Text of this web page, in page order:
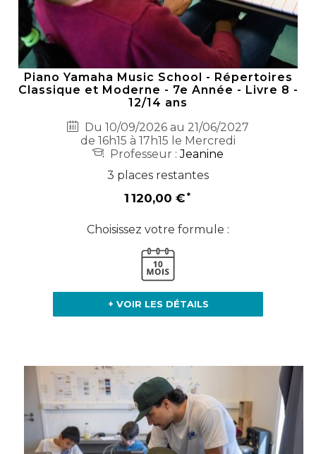
Piano Yamaha Music School - Répertoires
Classique et Moderne - 7e Année - Livre 8 -
12/14 ans
Du 10/09/2026 au 21/06/2027
de 16h15 à 17h15 le Mercredi
Professeur :Jeanine
3 places restantes
1 120,00 €
Choisissez votre formule :
+ VOIR LES DÉTAILS